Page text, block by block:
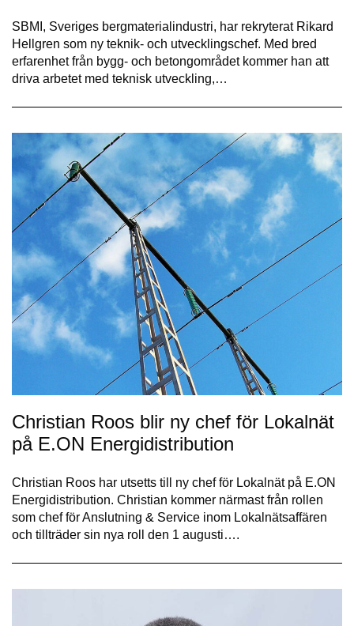
SBMI, Sveriges bergmaterialindustri, har rekryterat Rikard
Hellgren som ny teknik- och utvecklingschef. Med bred
erfarenhet från bygg- och betongområdet kommer han att
driva arbetet med teknisk utveckling,…
Christian Roos blir ny chef för Lokalnät
på E.ON Energidistribution
Christian Roos har utsetts till ny chef för Lokalnät på E.ON
Energidistribution. Christian kommer närmast från rollen
som chef för Anslutning & Service inom Lokalnätsaffären
och tillträder sin nya roll den 1 augusti….